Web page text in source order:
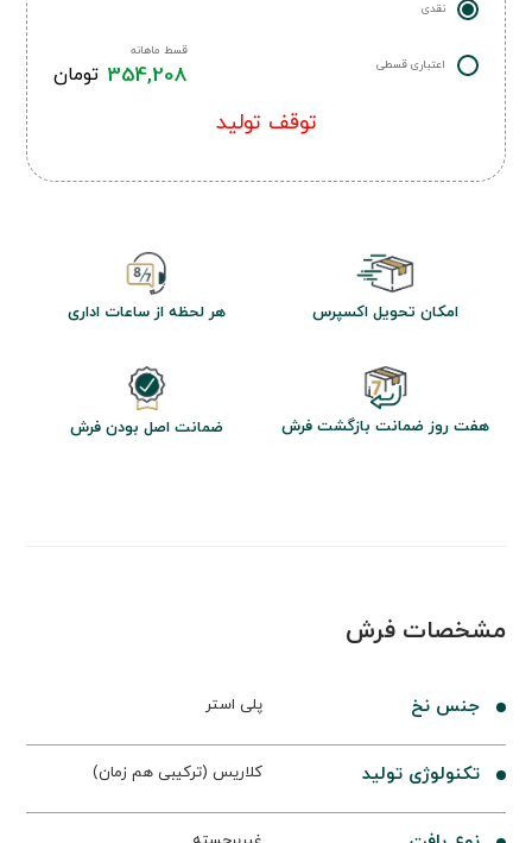
نقدی
اعتباری قسطی
قسط ماهانه
354,208 تومان
توقف تولید
امکان تحویل اکسپرس هر لحظه از ساعات اداری
هفت روز ضمانت بازگشت فرش ضمانت اصل بودن فرش
مشخصات فرش
جنس نخ پلی استر
تکنولوژی تولید کلاریس (ترکیبی هم زمان)